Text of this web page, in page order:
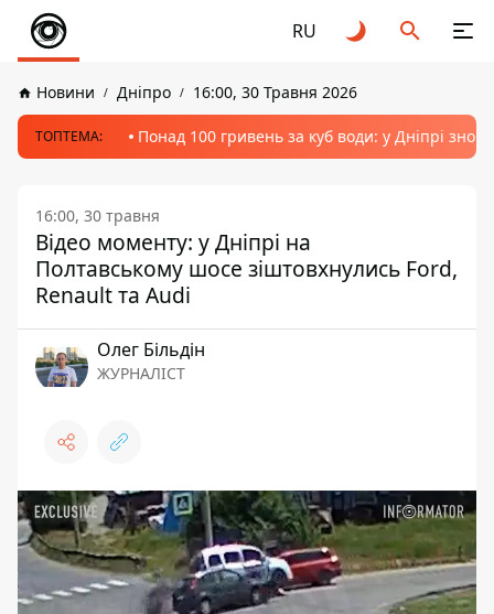
RU
Новини Дніпро 16:00, 30 Травня 2026
ТОПТЕМА: Понад 100 гривень за куб води: у Дніпрі
16:00, 30 травня
Відео моменту: у Дніпрі на
Полтавському шосе зіштовхнулись Ford,
Renault та Audi
Олег Більдін
ЖУРНАЛІСТ